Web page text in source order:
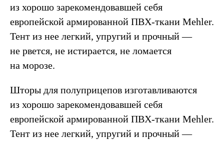
из хорошо зарекомендовавшей себя
европейской армированной ПВХ-ткани Mehler.
Тент из нее легкий, упругий и прочный —
не рвется, не истирается, не ломается
на морозе.
Шторы для полуприцепов изготавливаются
из хорошо зарекомендовавшей себя
европейской армированной ПВХ-ткани Mehler.
Тент из нее легкий, упругий и прочный —